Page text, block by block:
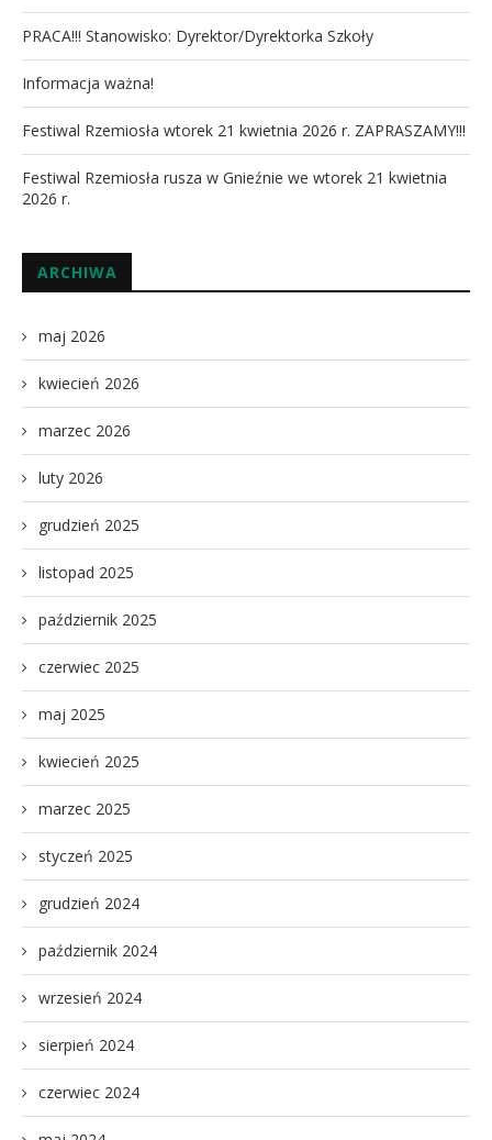
PRACA!!! Stanowisko: Dyrektor/Dyrektorka Szkoły
Informacja ważna!
Festiwal Rzemiosła wtorek 21 kwietnia 2026 r. ZAPRASZAMY!!!
Festiwal Rzemiosła rusza w Gnieźnie we wtorek 21 kwietnia
2026 r.
ARCHIWA
maj 2026
kwiecień 2026
marzec 2026
luty 2026
grudzień 2025
listopad 2025
październik 2025
czerwiec 2025
maj 2025
kwiecień 2025
marzec 2025
styczeń 2025
grudzień 2024
październik 2024
wrzesień 2024
sierpień 2024
czerwiec 2024